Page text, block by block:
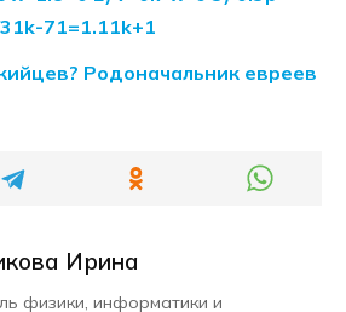
71=1.11k+1
Родоначальник евреев
Ирина
физики, информатики и